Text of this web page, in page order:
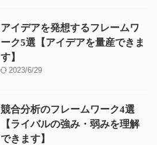
アイデアを発想するフレームワ
ーク5選【アイデアを量産できま
す】
2023/6/29
競合分析のフレームワーク4選
【ライバルの強み・弱みを理解
できます】